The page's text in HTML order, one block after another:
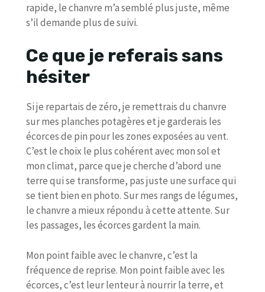
rapide, le chanvre m’a semblé plus juste, même
s’il demande plus de suivi.
Ce que je referais sans
hésiter
Si je repartais de zéro, je remettrais du chanvre
sur mes planches potagères et je garderais les
écorces de pin pour les zones exposées au vent.
C’est le choix le plus cohérent avec mon sol et
mon climat, parce que je cherche d’abord une
terre qui se transforme, pas juste une surface qui
se tient bien en photo. Sur mes rangs de légumes,
le chanvre a mieux répondu à cette attente. Sur
les passages, les écorces gardent la main.
Mon point faible avec le chanvre, c’est la
fréquence de reprise. Mon point faible avec les
écorces, c’est leur lenteur à nourrir la terre, et